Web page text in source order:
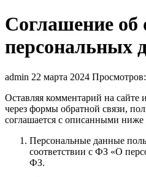
Соглашение об
персональных
admin 22 марта 2024
Оставляя комментарий на сайте
через формы обратной связи,
соглашается с описанными ниже
Персональные данные
соответствии с ФЗ «О
ФЗ.